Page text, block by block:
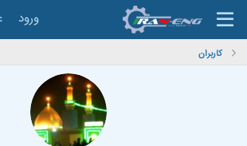
ورود
کاربران